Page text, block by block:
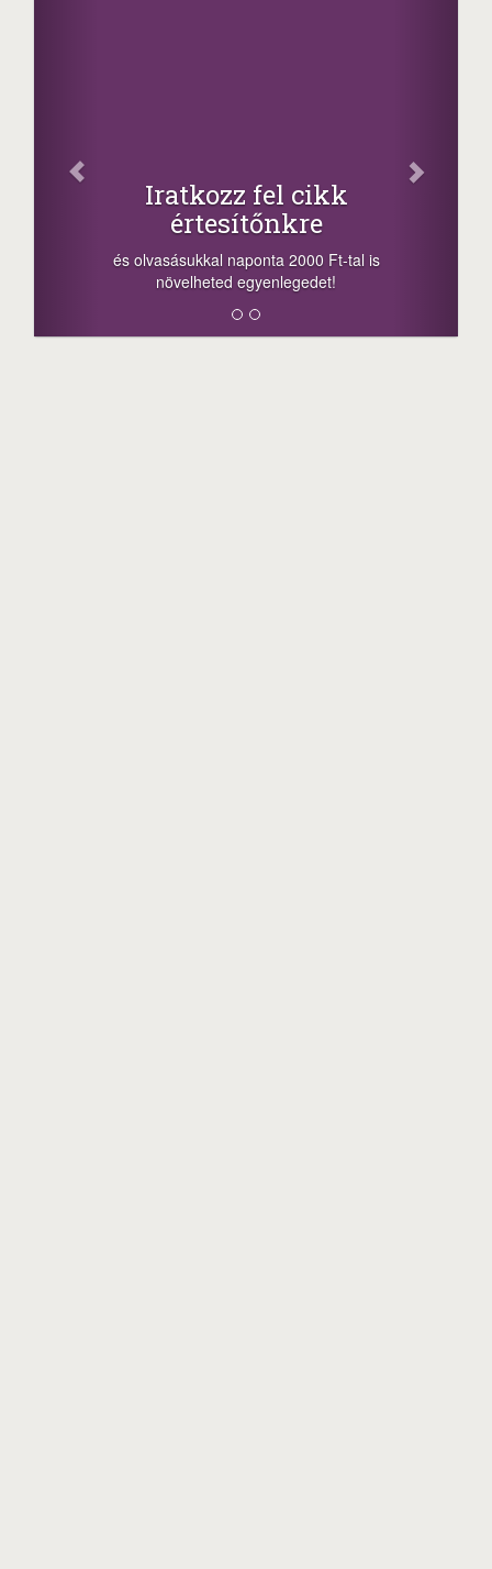
+1.000.000 Ft...
-nyeremény növelés jár a szerencsésnek
megosztási lehetőséget. Lájkolj is minket!